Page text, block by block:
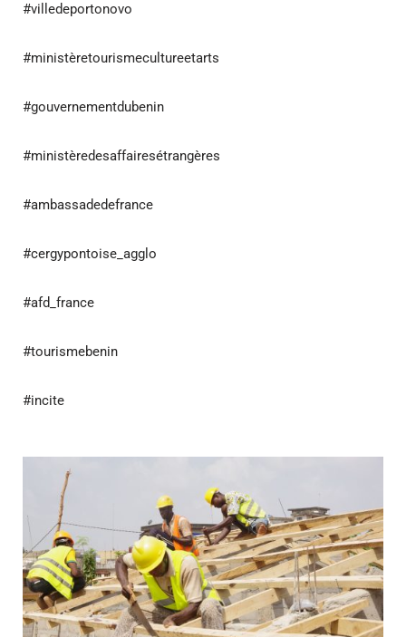
#villedeportonovo
#ministèretourismecultureetarts
#gouvernementdubenin
#ministèredesaffairesétrangères
#ambassadedefrance
#cergypontoise_agglo
#afd_france
#tourismebenin
#incite